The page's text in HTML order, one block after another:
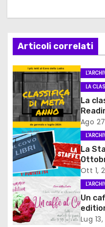
o
n
e
a
r
t
i
c
o
Articoli correlati
LA
La
Ago
La
Ott 1,
Un
Lug